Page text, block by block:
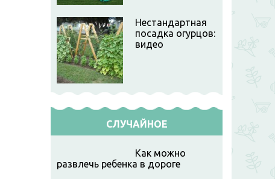
Нестандартная
посадка огурцов:
видео
СЛУЧАЙНОЕ
Как можно
развлечь ребенка в дороге